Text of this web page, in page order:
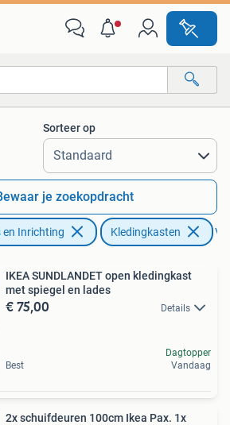
Alle afstanden…
Sorteer op
je zoekopdracht
en Inrichting Kledingkasten
IKEA SUNDLANDET open kledingkast
met spiegel en lades
€ 75,00 Details
Best
Dagtopper
Vandaag
2x schuifdeuren 100cm Ikea Pax. 1x